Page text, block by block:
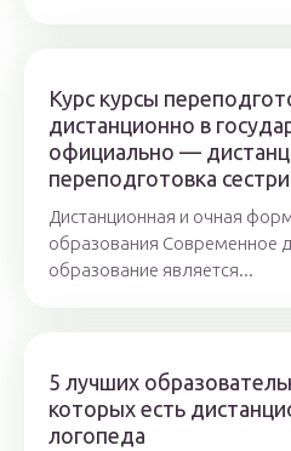
Курс курсы
дистанционно в
официально —
переподготовка
Дистанционная и очная
образования Современное
образование является...
5 лучших
которых есть
логопеда